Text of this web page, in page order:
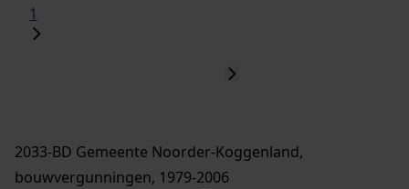
1
2033-BD Gemeente Noorder-Koggenland,
bouwvergunningen, 1979-2006